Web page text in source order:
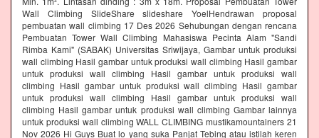
Wall Climbing SlideShare slideshare YoelHendrawan proposal
pembuatan wall climbing 17 Des 2026 Sehubungan dengan rencana
Pembuatan Tower Wall Climbing Mahasiswa Pecinta Alam "Sandi
Rimba Kami" (SABAK) Universitas Sriwijaya, Gambar untuk produksi
wall climbing Hasil gambar untuk produksi wall climbing Hasil gambar
untuk produksi wall climbing Hasil gambar untuk produksi wall
climbing Hasil gambar untuk produksi wall climbing Hasil gambar
untuk produksi wall climbing Hasil gambar untuk produksi wall
climbing Hasil gambar untuk produksi wall climbing Gambar lainnya
untuk produksi wall climbing WALL CLIMBING mustikamountainers 21
Nov 2026 Hi Guys Buat lo yang suka Panjat Tebing atau istilah keren